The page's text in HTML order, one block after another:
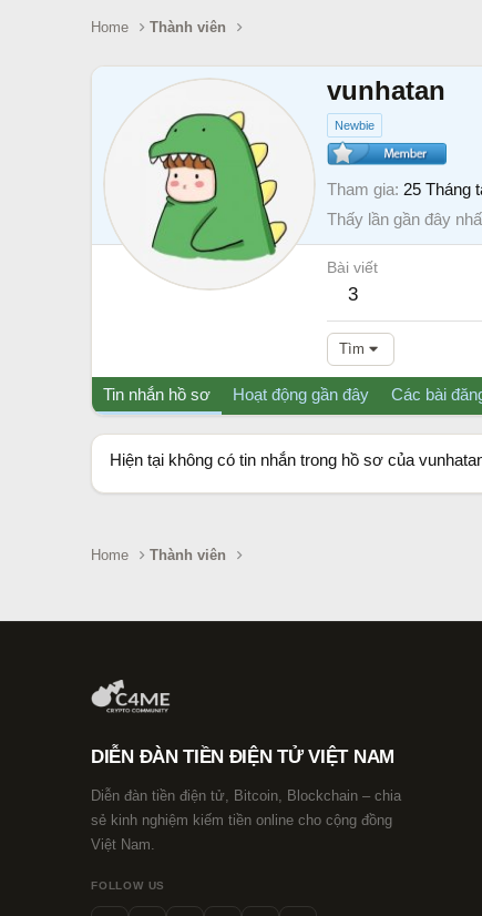
Home Thành viên
vunhatan
Newbie
Tham gia 25 Tháng
Thấy lần gần đây
Bài viết
3
Tìm
Tin nhắn hồ sơ Hoạt động gần đây Các bài
Hiện tại không có tin nhắn trong hồ sơ của
Home Thành viên
DIỄN ĐÀN TIỀN ĐIỆN TỬ VIỆT NAM
Diễn đàn tiền điện tử, Bitcoin, Blockchain – chia
sẻ kinh nghiệm kiếm tiền online cho cộng đồng
Việt Nam.
FOLLOW US